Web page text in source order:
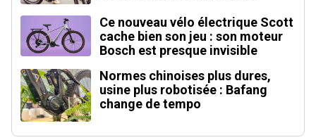
Ce nouveau vélo électrique Scott
cache bien son jeu : son moteur
Bosch est presque invisible
Normes chinoises plus dures,
usine plus robotisée : Bafang
change de tempo